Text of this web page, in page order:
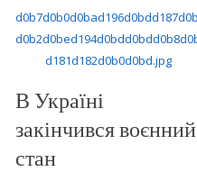
В Україні
закінчився воєнний
стан